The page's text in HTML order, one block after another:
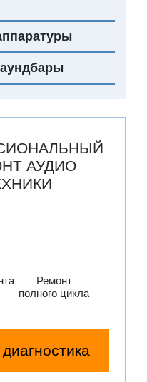
АУДИО
Ремонт
полного цикла